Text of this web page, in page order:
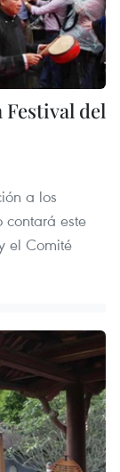
del
a los
contará este
el Comité